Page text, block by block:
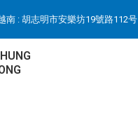
南 : 胡志明市安樂坊19號路112号